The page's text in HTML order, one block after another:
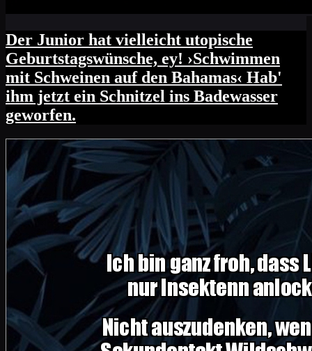
Der Junior hat vielleicht utopische
Geburtstagswünsche, ey! ›Schwimmen
mit Schweinen auf den Bahamas‹ Hab'
ihm jetzt ein Schnitzel ins Badewasser
geworfen.